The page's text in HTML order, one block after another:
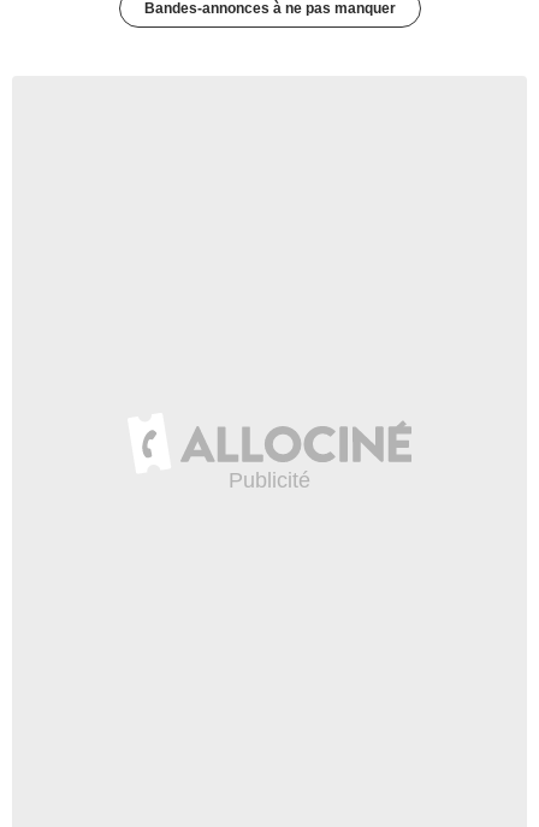
Bandes-annonces à ne pas manquer